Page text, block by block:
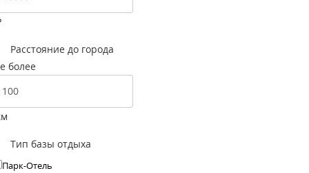
Расстояние до города
более
Тип базы отдыха
Парк-Отель